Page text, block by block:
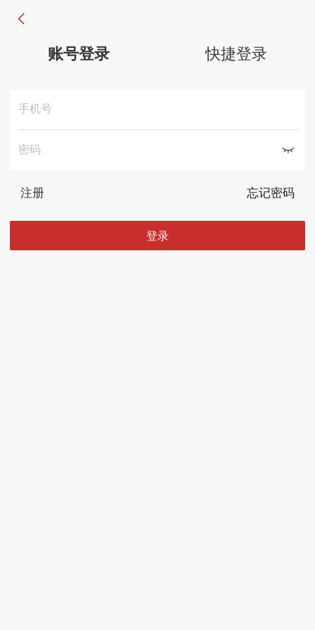
账号登录 快捷登录
手机号
密码
注册 忘记密码
登录